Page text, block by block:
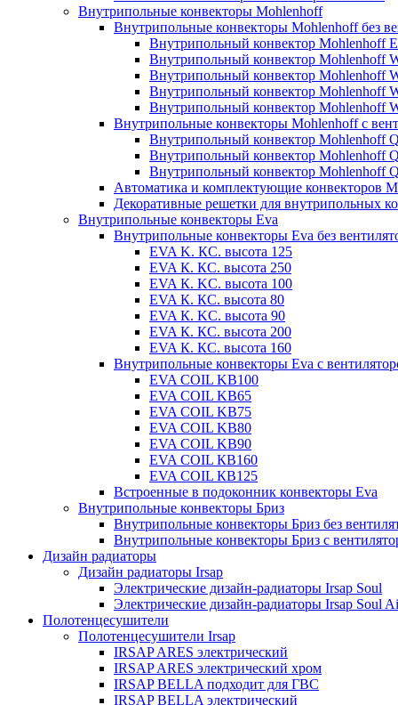
Внутрипольные конвекторы Mohlenhoff
Внутрипольные конвекторы Mohlenhoff без
Внутрипольный конвектор Mohlenhoff
Внутрипольный конвектор Mohlenhoff
Внутрипольный конвектор Mohlenhoff
Внутрипольный конвектор Mohlenhoff
Внутрипольный конвектор Mohlenhoff
Внутрипольные конвекторы Mohlenhoff с
Внутрипольный конвектор Mohlenhoff
Внутрипольный конвектор Mohlenhoff
Внутрипольный конвектор Mohlenhoff
Автоматика и комплектующие конвекторов
Декоративные решетки для внутрипольных
Внутрипольные конвекторы Eva
Внутрипольные конвекторы Eva без
EVA K. КС. высота 125
EVA К. КС. высота 250
EVA К. KС. высота 100
EVA К. КС. высота 80
EVA К. KC. высота 90
EVA К. КС. высота 200
EVA К. КС. высота 160
Внутрипольные конвекторы Eva с
EVA COIL KB100
EVA COIL KB65
EVA COIL KB75
EVA COIL KB80
EVA COIL KB90
EVA COIL КВ160
EVA COIL КВ125
Встроенные в подоконник конвекторы Eva
Внутрипольные конвекторы Бриз
Внутрипольные конвекторы Бриз без
Внутрипольные конвекторы Бриз с
Дизайн радиаторы
Дизайн радиаторы Irsap
Электрические дизайн-радиаторы Irsap Soul
Электрические дизайн-радиаторы Irsap Soul
Полотенцесушители
Полотенцесушители Irsap
IRSAP ARES электрический
IRSAP ARES электрический хром
IRSAP BELLA подходит для ГВС
IRSAP BELLA электрический